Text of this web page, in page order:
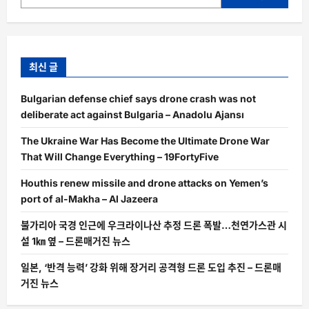
최신 글
Bulgarian defense chief says drone crash was not
deliberate act against Bulgaria – Anadolu Ajansı
The Ukraine War Has Become the Ultimate Drone War
That Will Change Everything – 19FortyFive
Houthis renew missile and drone attacks on Yemen’s
port of al-Makha – Al Jazeera
불가리아 국경 인근에 우크라이나산 추정 드론 폭발…천연가스관 시
설 1㎞ 옆 – 드론매거진 뉴스
일본, ‘반격 능력’ 강화 위해 장거리 공격형 드론 도입 추진 – 드론매
거진 뉴스